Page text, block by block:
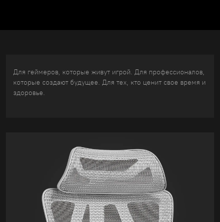
Для геймеров, которые живут игрой. Для профессионалов,
которые создают будущее. Для тех, кто ценит свое время и
здоровье.